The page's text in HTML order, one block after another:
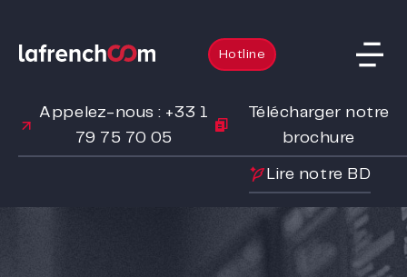
Hotline
Appelez-nous : +33 1
79 75 70 05
Télécharger notre
brochure
Lire notre BD